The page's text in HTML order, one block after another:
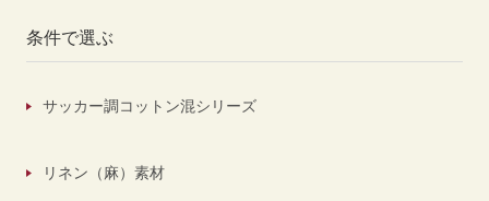
条件で選ぶ
サッカー調コットン混シリーズ
リネン（麻）素材